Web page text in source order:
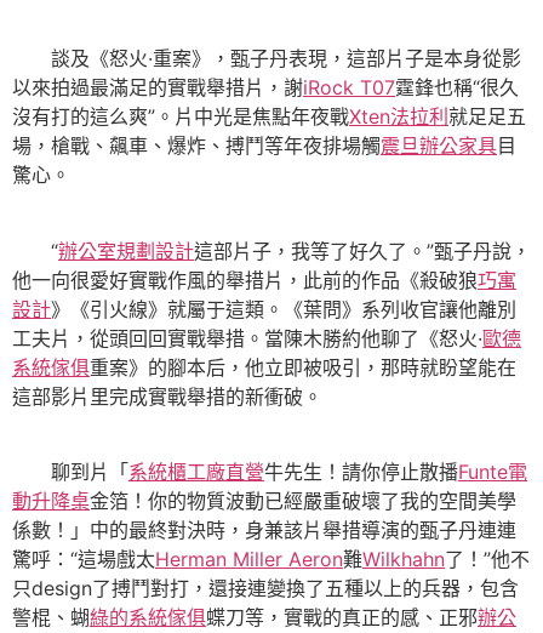
談及《怒火·重案》，甄子丹表現，這部片子是本身從影
以來拍過最滿足的實戰舉措片，謝iRock T07霆鋒也稱“很久
沒有打的這么爽”。片中光是焦點年夜戰Xten法拉利 就足足五
場，槍戰、飆車、爆炸、搏鬥等年夜排場觸震旦辦公家具目
驚心。
“辦公室規劃設計這部片子，我等了好久了。”甄子丹說，
他一向很愛好實戰作風的舉措片，此前的作品《殺破狼巧寓
設計》《引火線》就屬于這類。《葉問》系列收官讓他離別
工夫片，從頭回回實戰舉措。當陳木勝約他聊了《怒火·歐德
系統傢俱重案》的腳本后，他立即被吸引，那時就盼望能在
這部影片里完成實戰舉措的新衝破。
聊到片「 系統櫃工廠直營牛先生！請你停止散播Funte電
動升降桌金箔！你的物質波動已經嚴重破壞了我的空間美學
係數！」中的最終對決時，身兼該片舉措導演的甄子丹連連
驚呼：“這場戲太Herman Miller Aeron難Wilkhahn了！”他不
只design了搏鬥對打，還接連變換了五種以上的兵器，包含
警棍、蝴綠的系統傢俱蝶刀等，實戰的真正的感、正邪辦公